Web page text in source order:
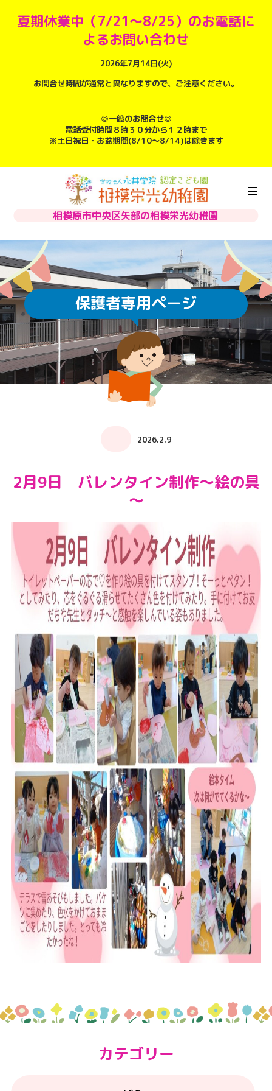
夏期休業中（7/21～8/25）のお電話に
よるお問い合わせ
2026年7月14日(火)
お問合せ時間が通常と異なりますので、ご注意ください。
◎一般のお問合せ◎
電話受付時間８時３０分から１２時まで
※土日祝日・お盆期間(8/10～8/14)は除きます
相模原市中央区矢部の相模栄光幼稚園
保護者専用ページ
2026.2.9
2月9日 バレンタイン制作～絵の具
～
カテゴリー